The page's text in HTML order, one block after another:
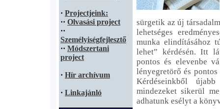
· Projectjeink:
·· Olvasási project
··
Személyiségfejlesztő
·· Módszertani
project
· Hír archívum
· Linkajánló
sürgetik az új
lehetséges
munka elindításához
lehet” kérdésén. Itt
pontos és elevenbe
lényegretörő és
Kérdéseinkből
mindezeket sikerül
adhatunk esélyt a